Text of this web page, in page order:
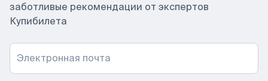
заботливые рекомендации от экспертов
Купибилета
Электронная почта